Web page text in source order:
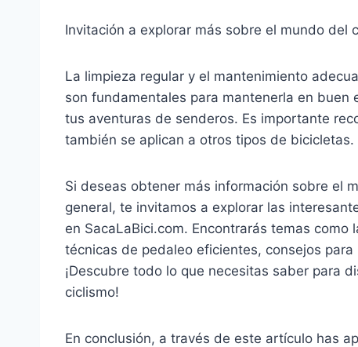
Invitación a explorar más sobre el mundo del
La limpieza regular y el mantenimiento
son fundamentales para mantenerla en
tus aventuras de senderos. Es importante
también se aplican a otros tipos de bicicletas.
Si deseas obtener más información sobre el
general, te invitamos a explorar las
en SacaLaBici.com. Encontrarás temas
técnicas de pedaleo eficientes, consejos
¡Descubre todo lo que necesitas saber para
ciclismo!
En conclusión, a través de este artículo has